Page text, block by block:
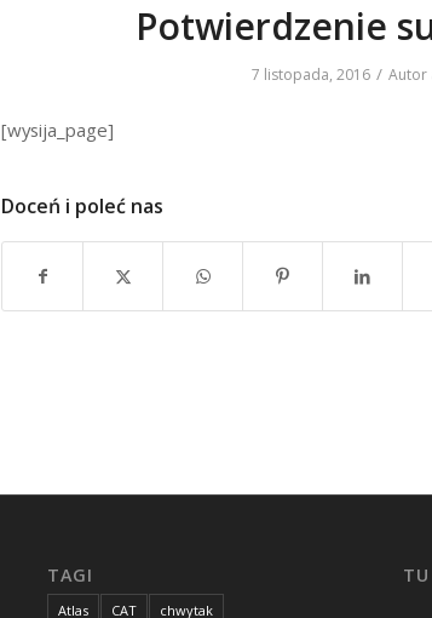
Potwierdzenie
7 listopada, 2016 / Autor
[wysija_page]
Doceń i poleć nas
TAGI
Atlas CAT
chwytak
TU